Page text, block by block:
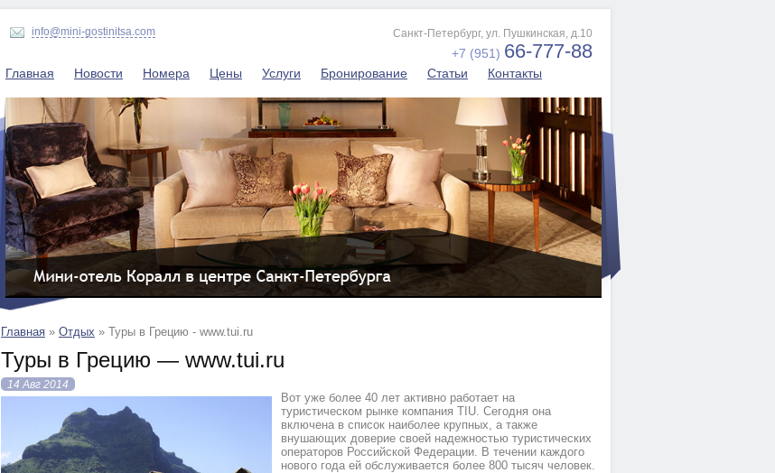
info@mini-gostinitsa.com Санкт-Петербург, ул. Пушкинская, д.10
+7 (951) 66-777-88
Главная Новости Номера Цены Услуги Бронирование Статьи Контакты
Главная » Отдых » Туры в Грецию - www.tui.ru
Туры в Грецию — www.tui.ru
14 Авг 2014
Вот уже более 40 лет активно работает на
туристическом рынке компания TIU. Сегодня она
включена в список наиболее крупных, а также
внушающих доверие своей надежностью туристических
операторов Российской Федерации. В течении каждого
нового года ей обслуживается более 800 тысяч человек.